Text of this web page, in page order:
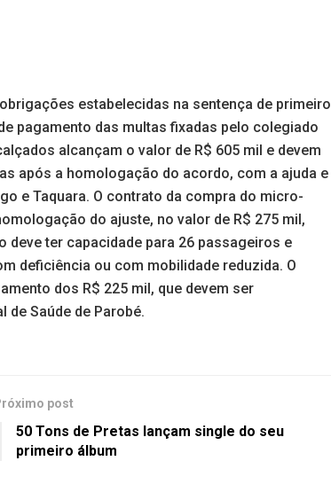
estabelecidas na sentença de primeiro
pagamento das multas fixadas pelo colegiado
alcançam o valor de R$ 605 mil e devem
após a homologação do acordo, com a ajuda e
e Taquara. O contrato da compra do micro-
do ajuste, no valor de R$ 275 mil,
ter capacidade para 26 passageiros e
deficiência ou com mobilidade reduzida. O
dos R$ 225 mil, que devem ser
de Saúde de Parobé.
post
50 Tons de Pretas lançam single do seu
primeiro álbum